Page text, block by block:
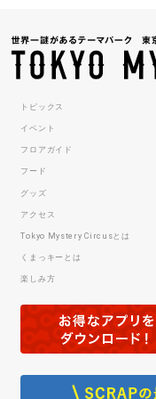
トピックス
イベント
フロアガイド
フード
グッズ
アクセス
Tokyo Mystery Circusとは
くまっキーとは
楽しみ方